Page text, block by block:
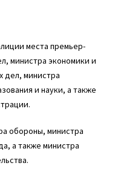
места премьер-
министра экономики и
дел, министра
и науки, а также
обороны, министра
а также министра